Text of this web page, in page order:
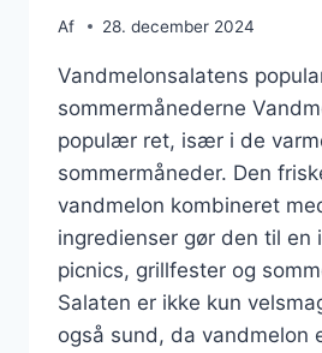
Af 28. december 2024
Vandmelonsalatens
sommermånederne
populær ret, især i de
sommermåneder. Den
vandmelon kombineret
ingredienser gør den til en
picnics, grillfester og
Salaten er ikke kun
også sund, da vandmelon